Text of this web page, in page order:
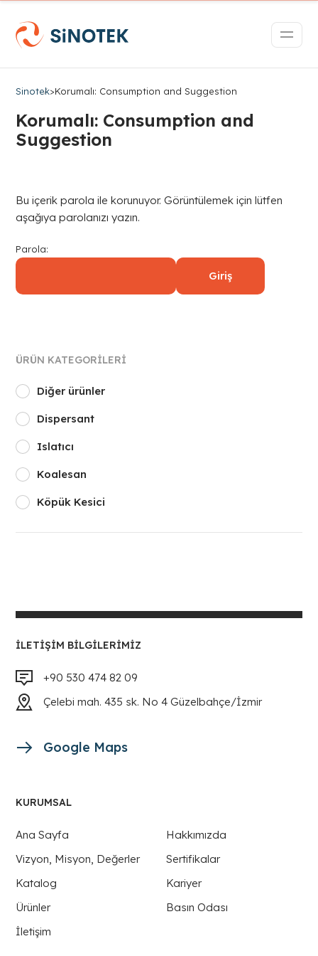
Sinotek>Korumalı: Consumption and Suggestion
Korumalı: Consumption and
Suggestion
Bu içerik parola ile korunuyor. Görüntülemek için lütfen
aşağıya parolanızı yazın.
Parola:
ÜRÜN KATEGORILERI
Diğer ürünler
Dispersant
Islatıcı
Koalesan
Köpük Kesici
İLETIŞIM BILGILERIMIZ
+90 530 474 82 09
Çelebi mah. 435 sk. No 4 Güzelbahçe/İzmir
Google Maps
KURUMSAL
Ana Sayfa
Hakkımızda
Vizyon, Misyon, Değerler
Sertifikalar
Katalog
Kariyer
Ürünler
Basın Odası
İletişim